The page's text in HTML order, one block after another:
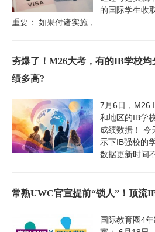
的国际学生收
重要： 如果付诸实施，
夯爆了！M26大考，有的IB学校均
绩多高?
7月6日，M26
和地区的IB学
成绩数据！ 今
示下IB强校的
数据更新时间
常熟UWC官宣提前“锁人”！顶流
国际教育圈4